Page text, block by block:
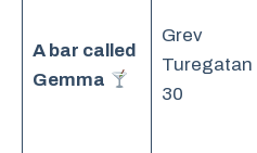
A bar called
Gemma
Grev
Turegatan
30